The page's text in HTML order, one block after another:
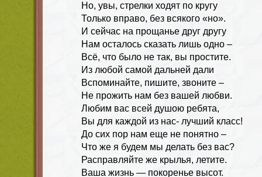
Но, увы, стрелки ходят по кругу
Только вправо, без всякого «но».
И сейчас на прощанье друг другу
Нам осталось сказать лишь одно –
Всё, что было не так, вы простите.
Из любой самой дальней дали
Вспоминайте, пишите, звоните –
Не прожить нам без вашей любви.
Любим вас всей душою ребята,
Вы для каждой из нас- лучший класс!
До сих пор нам еще не понятно –
Что же я будем мы делать без вас?
Расправляйте же крылья, летите.
Ваша жизнь — покоренье высот.